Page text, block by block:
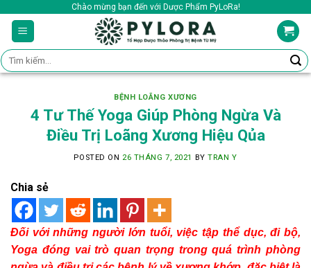
content
Chào mừng bạn đến với Dược Phẩm PyLoRa!
Tìm
kiếm:
BỆNH LOÃNG XƯƠNG
4 Tư Thế Yoga Giúp Phòng Ngừa Và
Điều Trị Loãng Xương Hiệu Qủa
POSTED ON 26 THÁNG 7, 2021 BYTRAN Y
Chia sẻ
Đối với những người lớn tuổi, việc tập thể dục, đi bộ,
Yoga đóng vai trò quan trọng trong quá trình phòng